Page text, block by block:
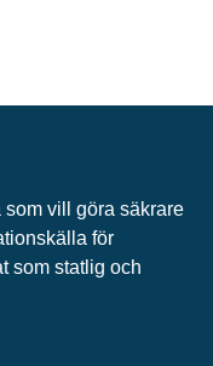
vill göra säkrare
för
som statlig och